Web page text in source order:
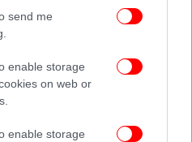
send me
enable storage
on web or
enable storage